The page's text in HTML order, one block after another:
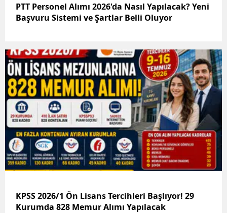
PTT Personel Alımı 2026'da Nasıl Yapılacak? Yeni
Başvuru Sistemi ve Şartlar Belli Oluyor
KPSS 2026/1 Ön Lisans Tercihleri Başlıyor! 29
Kurumda 828 Memur Alımı Yapılacak